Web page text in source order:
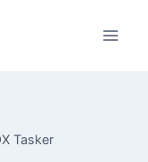
Tasker